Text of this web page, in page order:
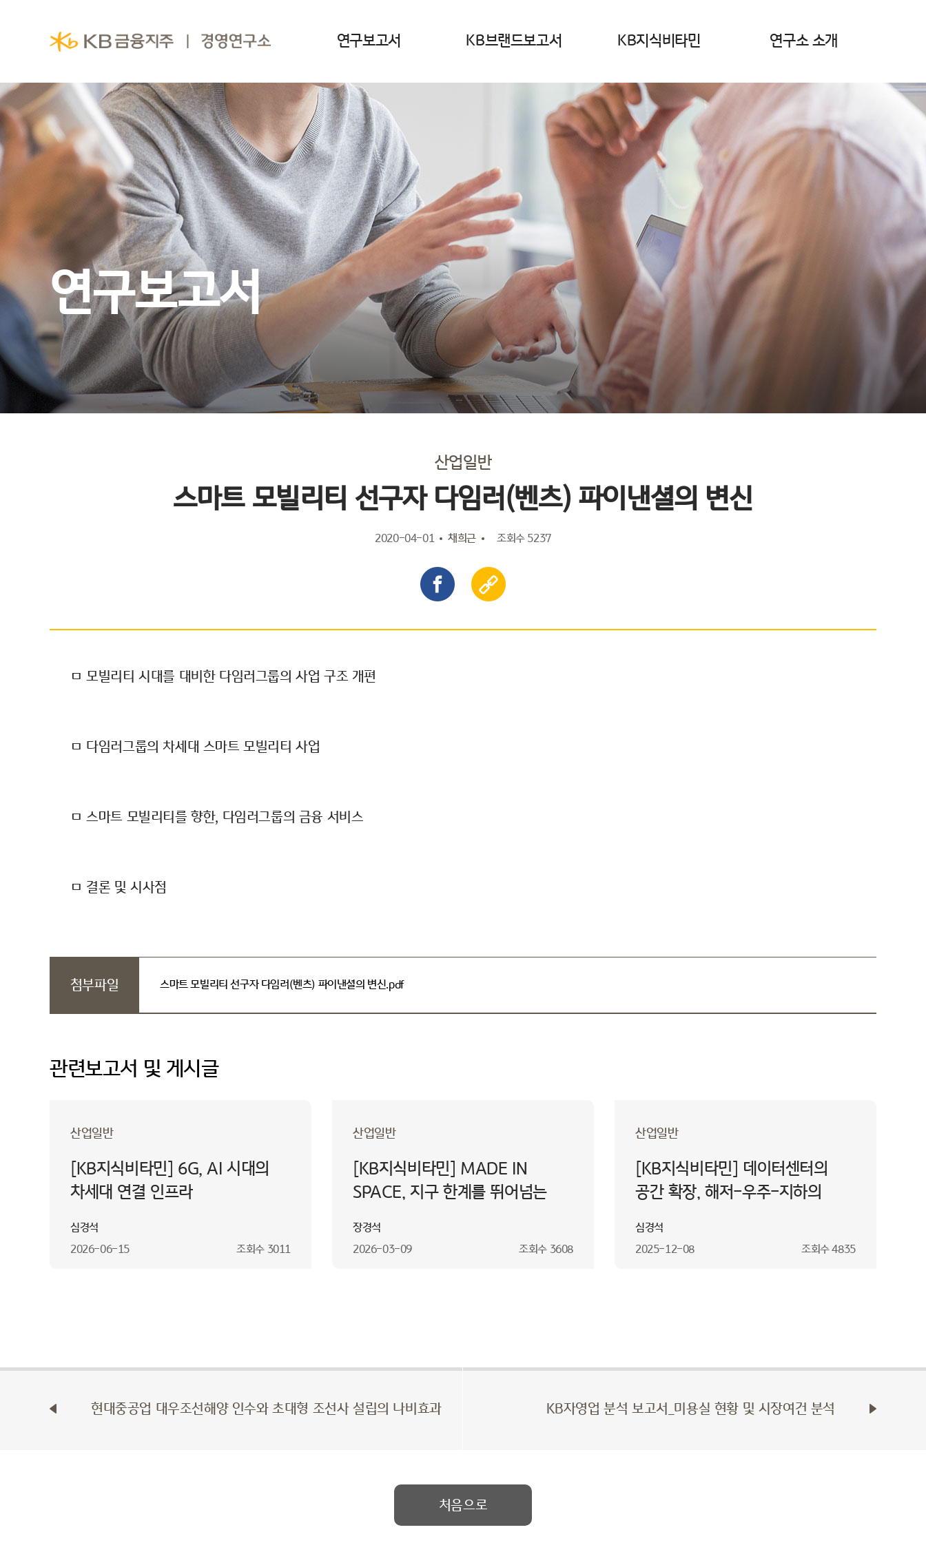
연구보고서 KB브랜드보고서 KB지식비타민 연구소 소개
연구보고서
산업일반
스마트 모빌리티 선구자 다임러(벤츠) 파이낸셜의 변신
2020-04-01 채희근 조회수 5237
ㅁ 모빌리티 시대를 대비한 다임러그룹의 사업 구조 개편
ㅁ 다임러그룹의 차세대 스마트 모빌리티 사업
ㅁ 스마트 모빌리티를 향한, 다임러그룹의 금융 서비스
ㅁ 결론 및 시사점
첨부파일 스마트 모빌리티 선구자 다임러(벤츠) 파이낸셜의 변신.pdf
관련보고서 및 게시글
산업일반
[KB지식비타민] 6G, AI 시대의
차세대 연결 인프라
심경석
2026-06-15
조회수3011
산업일반
[KB지식비타민] MADE IN
SPACE, 지구 한계를 뛰어넘는
장경석
2026-03-09
조회수3608
산업일반
[KB지식비타민] 데이터센터의
공간 확장, 해저-우주-지하의
심경석
2025-12-08
조회수4835
현대중공업 대우조선해양 인수와 초대형 조선사 설립의 나비효과 KB자영업 분석 보고서_미용실 현황 및 시장여건 분석
처음으로